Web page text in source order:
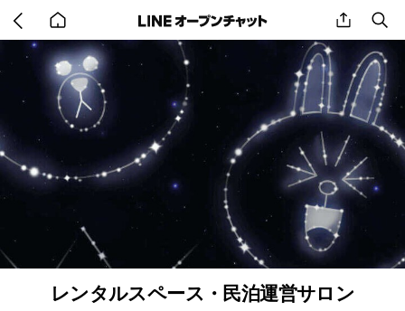
back
to
home
share
レンタルスペース・民泊運営サロン